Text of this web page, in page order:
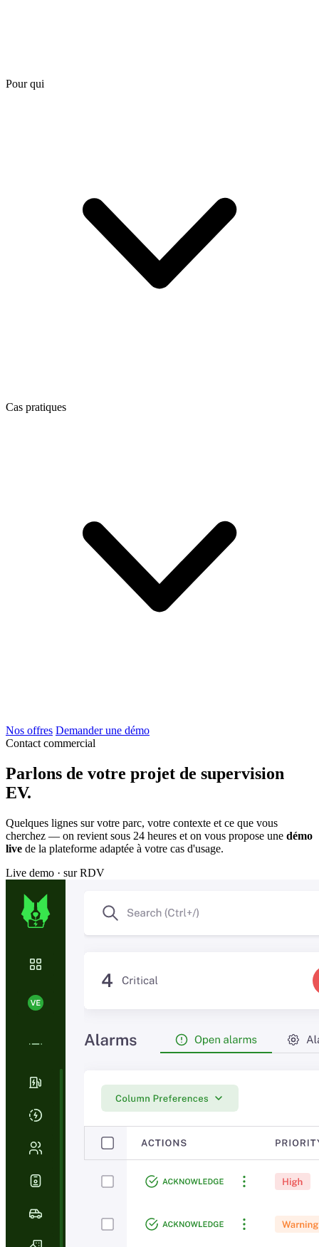
Pour qui
Cas pratiques
Nos offres Demander une démo
Contact commercial
Parlons de votre projet de supervision
EV.
Quelques lignes sur votre parc, votre contexte et ce que vous
cherchez — on revient sous 24 heures et on vous propose une démo
live de la plateforme adaptée à votre cas d'usage.
Live demo · sur RDV